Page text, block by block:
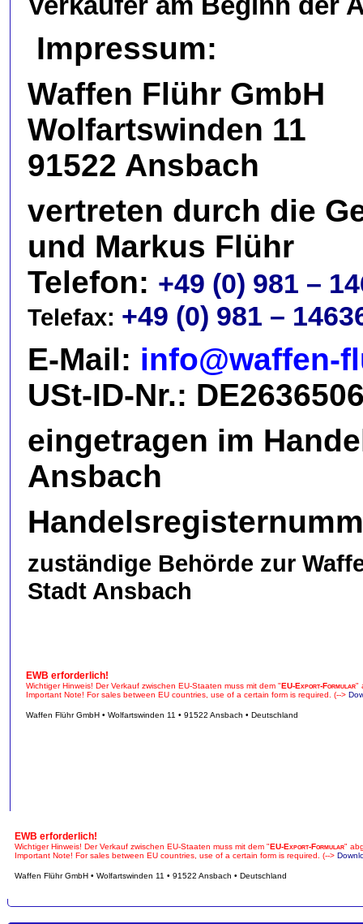
Impressum:
Waffen Flühr GmbH
Wolfartswinden 11
91522 Ansbach
vertreten durch die
und Markus Flühr
Telefon: +49 (0) 981 –
Telefax: +49 (0) 981 –
E-Mail: info@waffen-
USt-ID-Nr.:
eingetragen im
Ansbach
zuständige Behörde zur
Stadt Ansbach
EWB erforderlich!
Wichtiger Hinweis! Der Verkauf zwischen EU-Staaten muss mit dem "EU-Export-Formular"
Important Note! For sales between EU countries, use of a certain form is required. (-->
Waffen Flühr GmbH • Wolfartswinden 11 • 91522 Ansbach • Deutschland
EWB erforderlich!
Wichtiger Hinweis! Der Verkauf zwischen EU-Staaten muss mit dem "EU-Export-Formular"
Important Note! For sales between EU countries, use of a certain form is required. (-->
Waffen Flühr GmbH • Wolfartswinden 11 • 91522 Ansbach • Deutschland